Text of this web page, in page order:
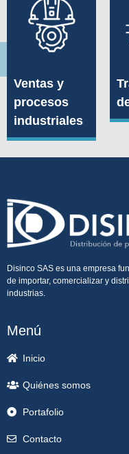
Ventas y
procesos
industriales
Disinco SAS es una empresa
de importar, comercializar y
industrias.
Menú
Inicio
Quiénes somos
Portafolio
Contacto